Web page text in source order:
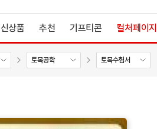
신상품 추천 기프티콘 컬처페이지
토목공학 토목수험서